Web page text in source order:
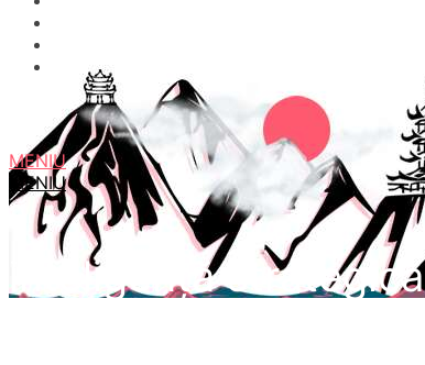
MENIU
MENIU
inteligență strategică